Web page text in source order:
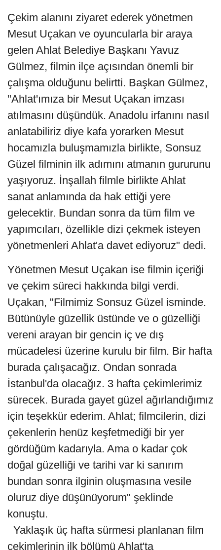
Çekim alanını ziyaret ederek yönetmen
Mesut Uçakan ve oyuncularla bir araya
gelen Ahlat Belediye Başkanı Yavuz
Gülmez, filmin ilçe açısından önemli bir
çalışma olduğunu belirtti. Başkan Gülmez,
"Ahlat'ımıza bir Mesut Uçakan imzası
atılmasını düşündük. Anadolu irfanını nasıl
anlatabiliriz diye kafa yorarken Mesut
hocamızla buluşmamızla birlikte, Sonsuz
Güzel filminin ilk adımını atmanın gururunu
yaşıyoruz. İnşallah filmle birlikte Ahlat
sanat anlamında da hak ettiği yere
gelecektir. Bundan sonra da tüm film ve
yapımcıları, özellikle dizi çekmek isteyen
yönetmenleri Ahlat'a davet ediyoruz" dedi.
Yönetmen Mesut Uçakan ise filmin içeriği
ve çekim süreci hakkında bilgi verdi.
Uçakan, "Filmimiz Sonsuz Güzel isminde.
Bütünüyle güzellik üstünde ve o güzelliği
vereni arayan bir gencin iç ve dış
mücadelesi üzerine kurulu bir film. Bir hafta
burada çalışacağız. Ondan sonrada
İstanbul'da olacağız. 3 hafta çekimlerimiz
sürecek. Burada gayet güzel ağırlandığımız
için teşekkür ederim. Ahlat; filmcilerin, dizi
çekenlerin henüz keşfetmediği bir yer
gördüğüm kadarıyla. Ama o kadar çok
doğal güzelliği ve tarihi var ki sanırım
bundan sonra ilginin oluşmasına vesile
oluruz diye düşünüyorum" şeklinde
konuştu.
Yaklaşık üç hafta sürmesi planlanan film
çekimlerinin ilk bölümü Ahlat'ta